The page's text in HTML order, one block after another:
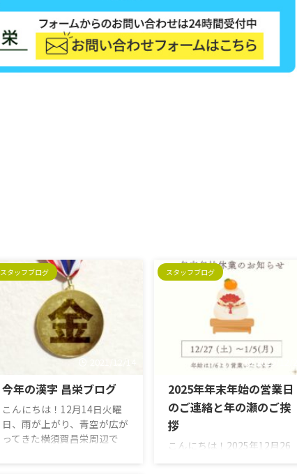
スタッフブログ
2021/12/14
今年の漢字 昌栄ブログ
こんにちは！12月14日火曜
日、雨が上がり、青空が広が
ってきた横須賀昌栄周辺で
スタッフブログ
2025/12/26
2025年年末年始の営業日
のご連絡と年の瀬のご挨
拶
こんにちは！2025年12月26